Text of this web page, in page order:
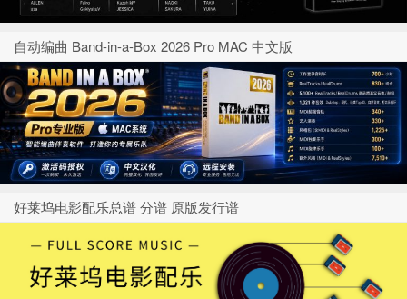
自动编曲 Band-in-a-Box 2026 Pro MAC 中文版
好莱坞电影配乐总谱 分谱 原版发行谱